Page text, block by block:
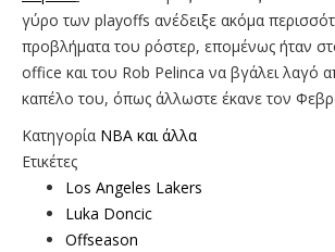
γύρο των playoffs ανέδειξε ακόμα
προβλήματα του ρόστερ, επομένως ήταν
office και του Rob Pelinca να βγάλει λαγό
καπέλο του, όπως άλλωστε έκανε τον
Κατηγορία NBA και άλλα
Ετικέτες
Los Angeles Lakers
Luka Doncic
Offseason